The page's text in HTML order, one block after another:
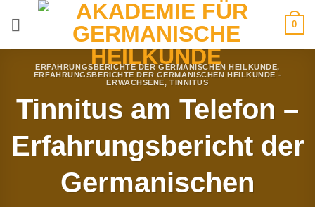
0
ERFAHRUNGSBERICHTE DER GERMANISCHEN HEILKUNDE,
ERFAHRUNGSBERICHTE DER GERMANISCHEN HEILKUNDE -
ERWACHSENE,TINNITUS
Tinnitus am Telefon –
Erfahrungsbericht der
Germanischen